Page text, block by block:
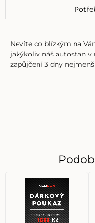
Nevíte co blízkým na
jakýkoliv náš autostan
zapůjčení 3 dny